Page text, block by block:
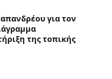
για τον
της τοπικής